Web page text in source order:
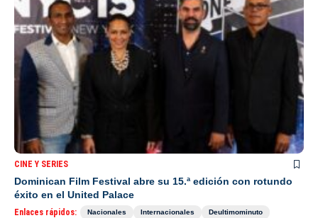
CINE Y SERIES
Dominican Film Festival abre su 15.ª edición con rotundo
éxito en el United Palace
Enlaces rápidos: Nacionales Internacionales
Deultimominuto